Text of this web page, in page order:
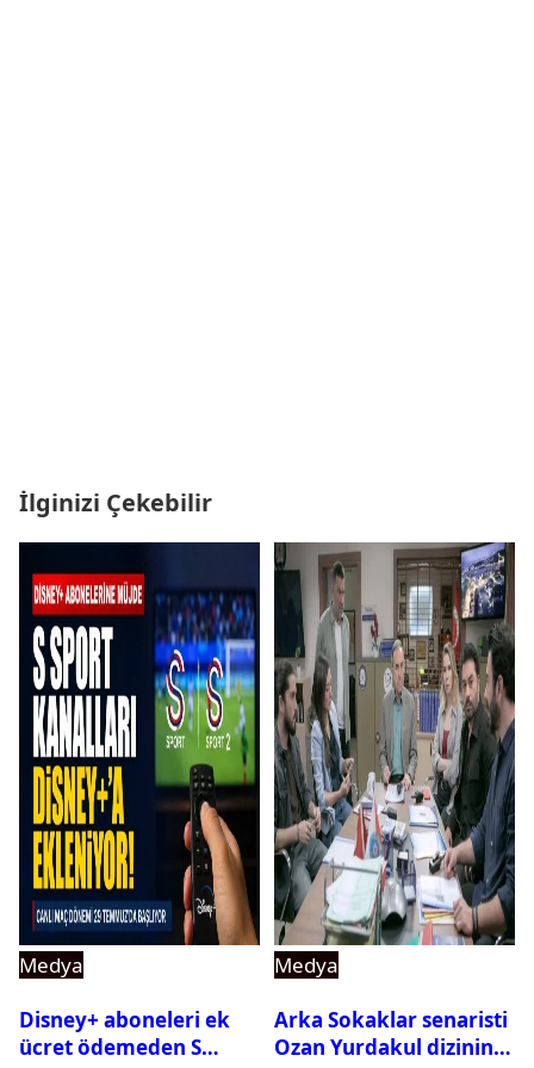
İlginizi Çekebilir
Medya
Disney+ aboneleri ek
ücret ödemeden S
Medya
Arka Sokaklar senaristi
Ozan Yurdakul dizinin